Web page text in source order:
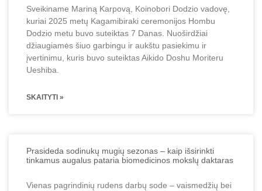
Sveikiname Mariną Karpovą, Koinobori Dodzio vadovę,
kuriai 2025 metų Kagamibiraki ceremonijos Hombu
Dodzio metu buvo suteiktas 7 Danas. Nuoširdžiai
džiaugiamės šiuo garbingu ir aukštu pasiekimu ir
įvertinimu, kuris buvo suteiktas Aikido Doshu Moriteru
Ueshiba.
SKAITYTI »
Prasideda sodinukų mugių sezonas – kaip išsirinkti
tinkamus augalus pataria biomedicinos mokslų daktaras
Vienas pagrindinių rudens darbų sode – vaismedžių bei